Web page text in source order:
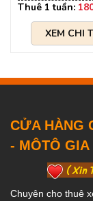
XEM CHI
CỬA HÀNG
- MÔTÔ GIA
( Xin
Chuyên cho thuê